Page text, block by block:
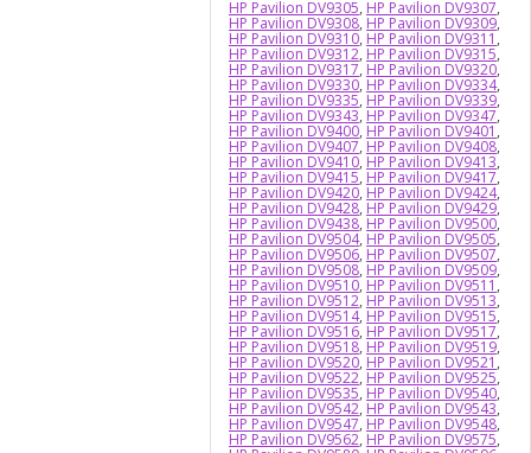
HP Pavilion DV9305, HP Pavilion DV9307,
HP Pavilion DV9308, HP Pavilion DV9309,
HP Pavilion DV9310, HP Pavilion DV9311 ,
HP Pavilion DV9312, HP Pavilion DV9315,
HP Pavilion DV9317, HP Pavilion DV9320,
HP Pavilion DV9330, HP Pavilion DV9334,
HP Pavilion DV9335, HP Pavilion DV9339,
HP Pavilion DV9343, HP Pavilion DV9347,
HP Pavilion DV9400, HP Pavilion DV9401 ,
HP Pavilion DV9407, HP Pavilion DV9408,
HP Pavilion DV9410, HP Pavilion DV9413,
HP Pavilion DV9415, HP Pavilion DV9417,
HP Pavilion DV9420, HP Pavilion DV9424,
HP Pavilion DV9428, HP Pavilion DV9429,
HP Pavilion DV9438, HP Pavilion DV9500,
HP Pavilion DV9504, HP Pavilion DV9505,
HP Pavilion DV9506, HP Pavilion DV9507,
HP Pavilion DV9508, HP Pavilion DV9509,
HP Pavilion DV9510, HP Pavilion DV9511 ,
HP Pavilion DV9512, HP Pavilion DV9513,
HP Pavilion DV9514, HP Pavilion DV9515,
HP Pavilion DV9516, HP Pavilion DV9517,
HP Pavilion DV9518, HP Pavilion DV9519,
HP Pavilion DV9520, HP Pavilion DV9521 ,
HP Pavilion DV9522, HP Pavilion DV9525,
HP Pavilion DV9535, HP Pavilion DV9540,
HP Pavilion DV9542, HP Pavilion DV9543,
HP Pavilion DV9547, HP Pavilion DV9548,
HP Pavilion DV9562, HP Pavilion DV9575,